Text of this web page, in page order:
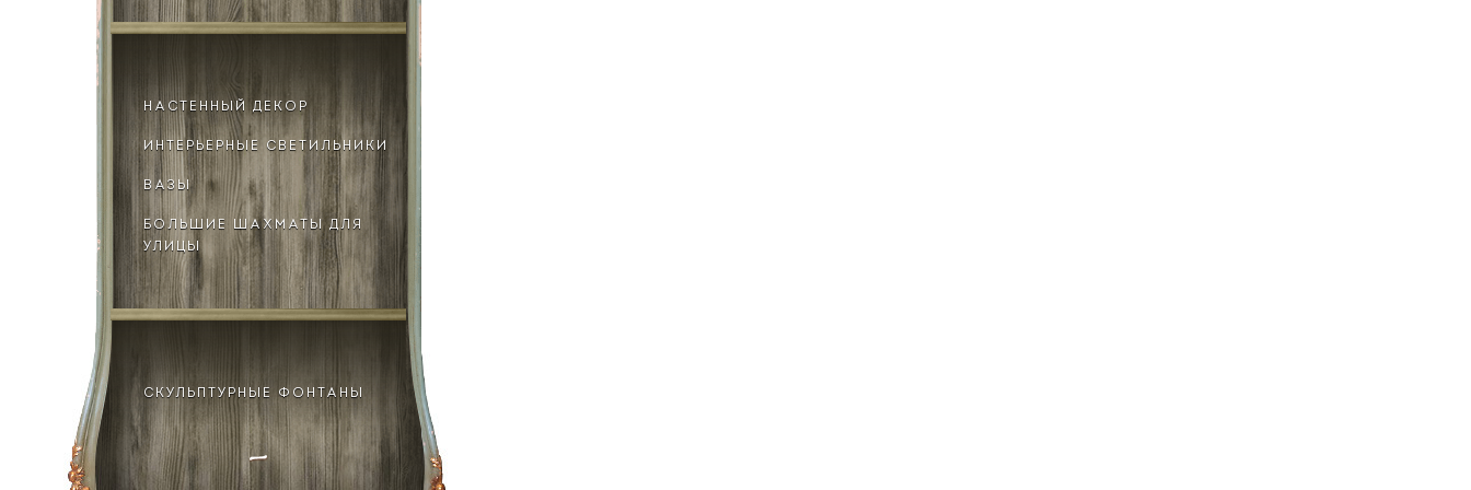
НАСТЕННЫЙ ДЕКОР
ИНТЕРЬЕРНЫЕ СВЕТИЛЬНИКИ
ВАЗЫ
БОЛЬШИЕ ШАХМАТЫ ДЛЯ
УЛИЦЫ
СКУЛЬПТУРНЫЕ ФОНТАНЫ